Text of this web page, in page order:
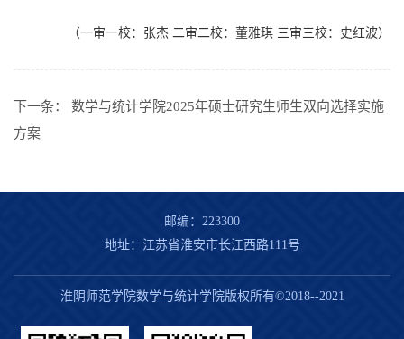
（一审一校：张杰 二审二校：董雅琪 三审三校：史红波）
下一条： 数学与统计学院2025年硕士研究生师生双向选择实施
方案
邮编：223300
地址：江苏省淮安市长江西路111号
淮阴师范学院数学与统计学院版权所有©2018--2021